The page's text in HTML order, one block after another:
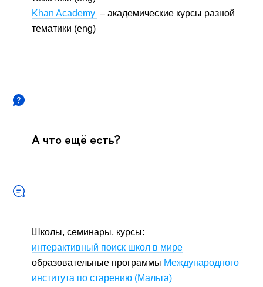
Khan Academy – академические курсы разной
тематики (eng)
А что ещё есть?
Школы, семинары, курсы:
интерактивный поиск школ в мире
образовательные программы Международного
института по старению (Мальта)